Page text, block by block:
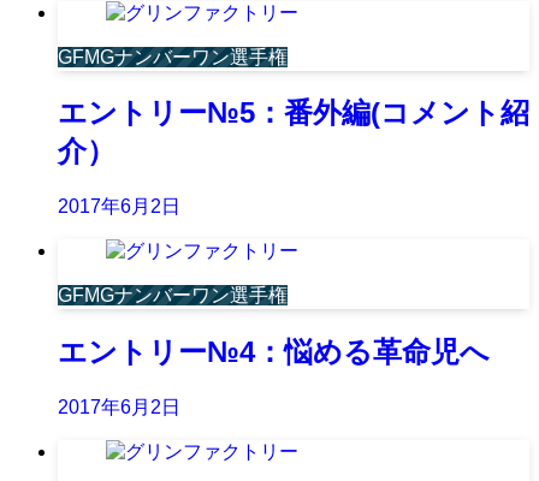
GFMGナンバーワン選手権
エントリー№5：番外編(コメント紹
介）
2017年6月2日
GFMGナンバーワン選手権
エントリー№4：悩める革命児へ
2017年6月2日